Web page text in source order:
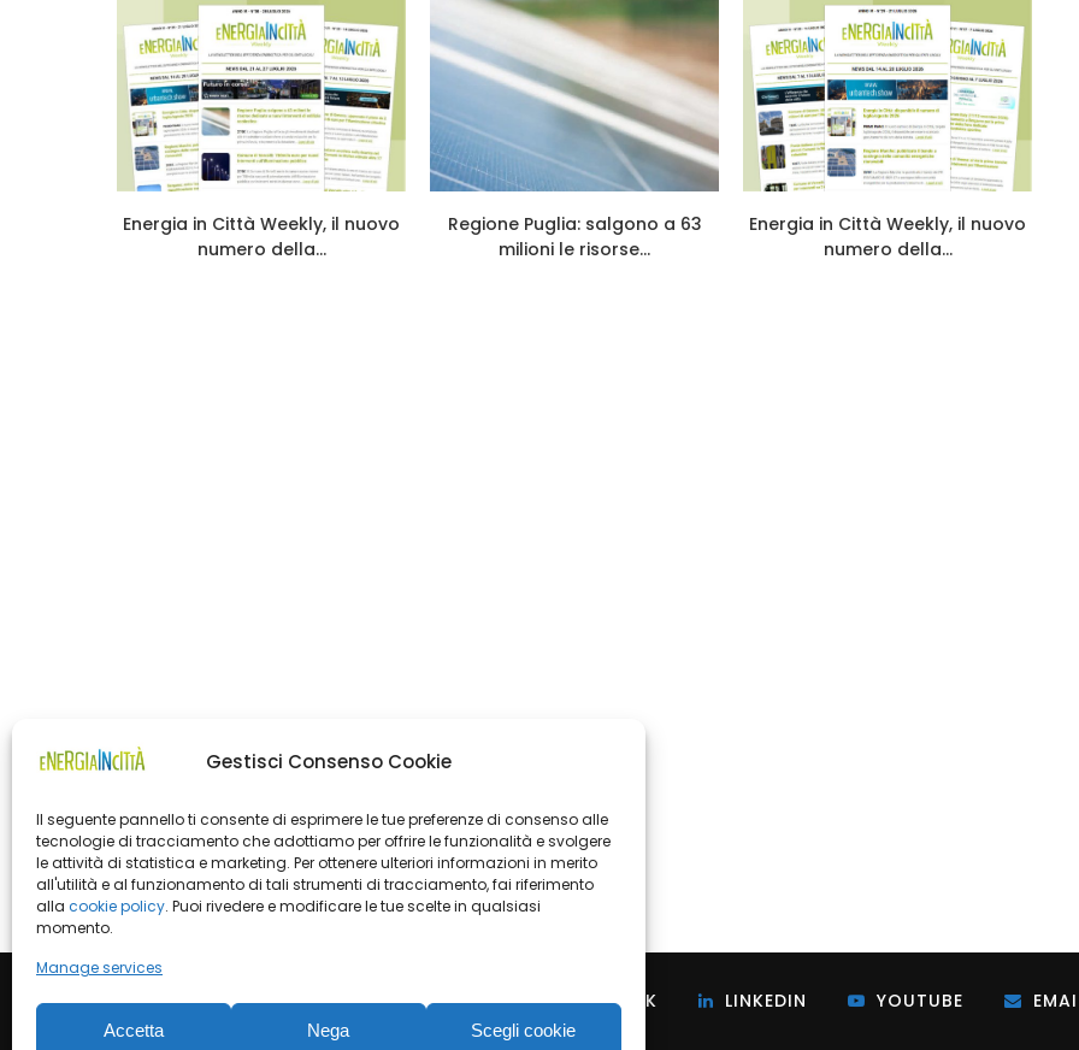
Gestisci Consenso Cookie
Il seguente pannello ti consente di esprimere le tue preferenze di consenso alle
tecnologie di tracciamento che adottiamo per offrire le funzionalità e svolgere
le attività di statistica e marketing. Per ottenere ulteriori informazioni in merito
all'utilità e al funzionamento di tali strumenti di tracciamento, fai riferimento
alla cookie policy. Puoi rivedere e modificare le tue scelte in qualsiasi
momento.
Manage services
Accetta Nega Scegli cookie
Energia in Città Weekly, il nuovo
numero della...
Regione Puglia: salgono a 63
milioni le risorse...
Energia in Città Weekly, il nuovo
numero della...
FACEBOOK LINKEDIN YOUTUBE